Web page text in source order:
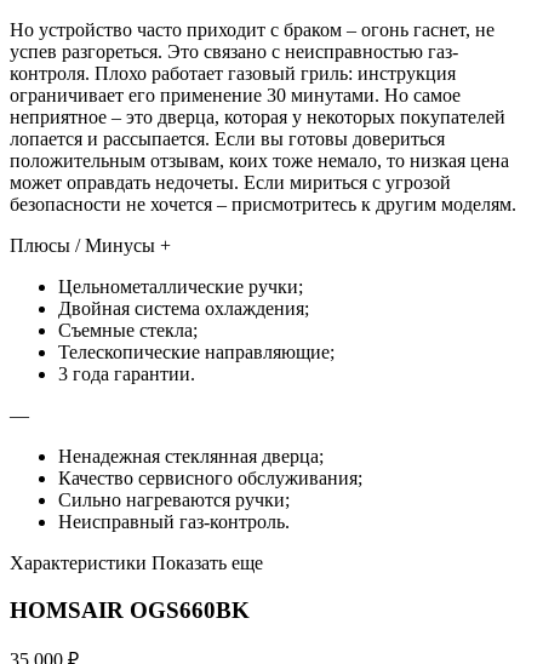
Но устройство часто приходит с браком – огонь гаснет, не
успев разгореться. Это связано с неисправностью газ-
контроля. Плохо работает газовый гриль: инструкция
ограничивает его применение 30 минутами. Но самое
неприятное – это дверца, которая у некоторых покупателей
лопается и рассыпается. Если вы готовы довериться
положительным отзывам, коих тоже немало, то низкая цена
может оправдать недочеты. Если мириться с угрозой
безопасности не хочется – присмотритесь к другим моделям.
Плюсы / Минусы +
Цельнометаллические ручки;
Двойная система охлаждения;
Съемные стекла;
Телескопические направляющие;
3 года гарантии.
—
Ненадежная стеклянная дверца;
Качество сервисного обслуживания;
Сильно нагреваются ручки;
Неисправный газ-контроль.
Характеристики Показать еще
HOMSAIR OGS660BK